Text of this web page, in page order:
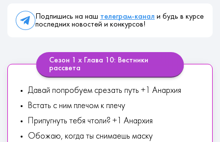
Подпишись на наш телеграм-канал и будь в курсе
последних новостей и конкурсов!
Сезон 1 х Глава 10: Вестники
рассвета
Давай попробуем срезать путь +1 Анархия
Встать с ним плечом к плечу
Припугнуть тебя чтоли? +1 Анархия
Обожаю, когда ты снимаешь маску